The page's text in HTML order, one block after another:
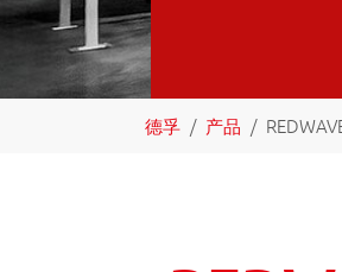
德孚 产品